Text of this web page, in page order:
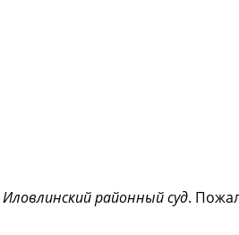
Иловлинский районный суд.